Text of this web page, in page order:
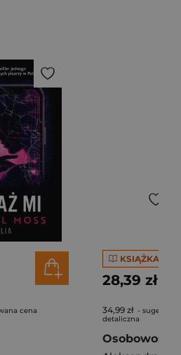
cena
KSIĄŻKA
28,39 zł
34,99 zł -
detaliczna
Osobowość